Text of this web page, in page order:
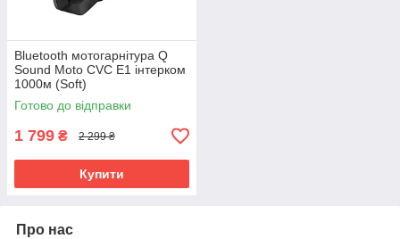
Bluetooth мотогарнітура Q
Sound Moto CVC E1 інтерком
1000м (Soft)
Готово до відправки
1 799 ₴ 2 299 ₴
Купити
Про нас